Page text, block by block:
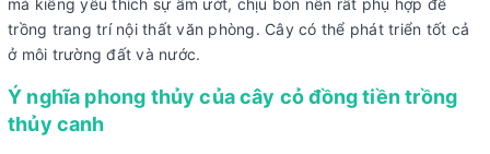
má kiểng yêu thích sự ẩm ướt, chịu bón nên rất phụ hợp để
trồng trang trí nội thất văn phòng. Cây có thể phát triển tốt cả
ở môi trường đất và nước.
Ý nghĩa phong thủy của cây cỏ đồng tiền trồng
thủy canh